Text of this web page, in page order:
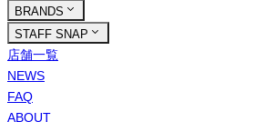
BRANDS
STAFF SNAP
店舗一覧
NEWS
FAQ
ABOUT